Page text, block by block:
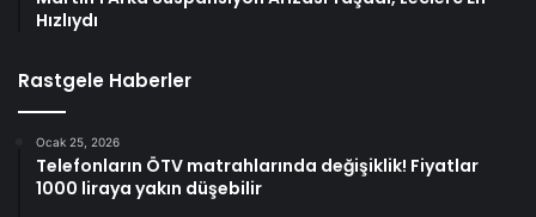
Hızlıydı
Rastgele Haberler
Ocak 25, 2026
Telefonların ÖTV matrahlarında değişiklik! Fiyatlar
1000 liraya yakın düşebilir